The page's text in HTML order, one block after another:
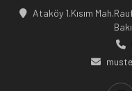
Ataköy 1.Kısım